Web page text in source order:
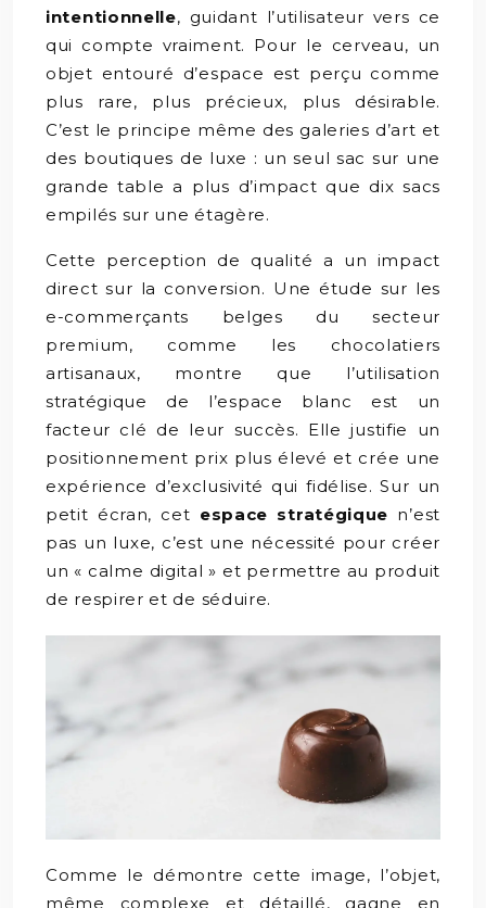
intentionnelle, guidant l’utilisateur vers ce
qui compte vraiment. Pour le cerveau, un
objet entouré d’espace est perçu comme
plus rare, plus précieux, plus désirable.
C’est le principe même des galeries d’art et
des boutiques de luxe : un seul sac sur une
grande table a plus d’impact que dix sacs
empilés sur une étagère.
Cette perception de qualité a un impact
direct sur la conversion. Une étude sur les
e-commerçants belges du secteur
premium, comme les chocolatiers
artisanaux, montre que l’utilisation
stratégique de l’espace blanc est un
facteur clé de leur succès. Elle justifie un
positionnement prix plus élevé et crée une
expérience d’exclusivité qui fidélise. Sur un
petit écran, cet espace stratégique n’est
pas un luxe, c’est une nécessité pour créer
un « calme digital » et permettre au produit
de respirer et de séduire.
Comme le démontre cette image, l’objet,
même complexe et détaillé, gagne en